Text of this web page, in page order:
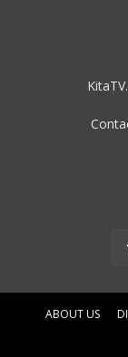
ABOUT US